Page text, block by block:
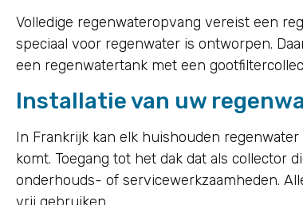
Volledige regenwateropvang vereist een
speciaal voor regenwater is ontworpen.
een regenwatertank met een
Installatie van uw
In Frankrijk kan elk huishouden
komt. Toegang tot het dak dat als collector
onderhouds- of servicewerkzaamheden.